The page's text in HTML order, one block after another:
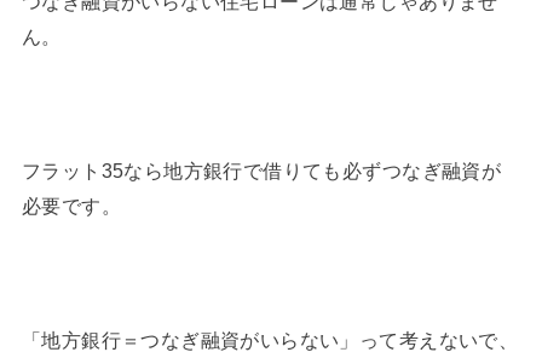
ん。
フラット35なら地方銀行で借りても必ずつなぎ融資が
必要です。
「地方銀行＝つなぎ融資がいらない」って考えないで、